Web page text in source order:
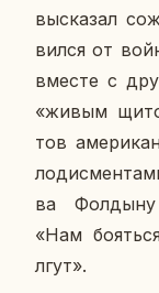
вы­ска­зал
вил­ся от
вместе с
«живым
тов
ва
«Нам
лгут».